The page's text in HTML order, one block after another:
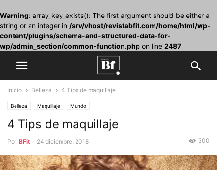
Warning: array_key_exists(): The first argument should be either a
string or an integer in /srv/vhost/revistabfit.com/home/html/wp-
content/plugins/schema-and-structured-data-for-
wp/admin_section/common-function.php on line 2487
Inicio Belleza 4 Tips de maquillaje
Belleza Maquillaje Mundo
4 Tips de maquillaje
Por BFit - 24 diciembre, 2018 300